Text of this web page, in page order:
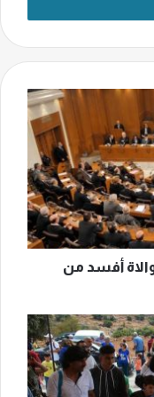
أفسد من